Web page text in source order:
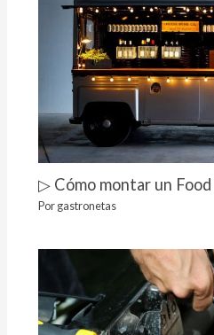
▷ Cómo montar un Food
Porgastronetas